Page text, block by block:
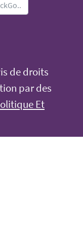
de droits
par des
Et